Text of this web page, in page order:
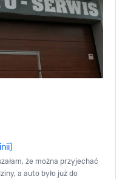
że można przyjechać
a auto było już do